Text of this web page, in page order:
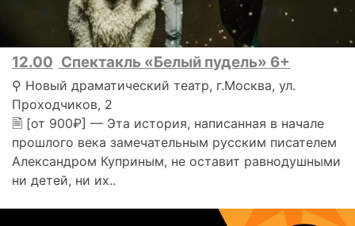
12.00 Спектакль «Белый пудель» 6+
⚲ Новый драматический театр, г.Москва, ул.
Проходчиков, 2
🗎 [от 900₽] — Эта история, написанная в начале
прошлого века замечательным русским писателем
Александром Куприным, не оставит равнодушными
ни детей, ни их..